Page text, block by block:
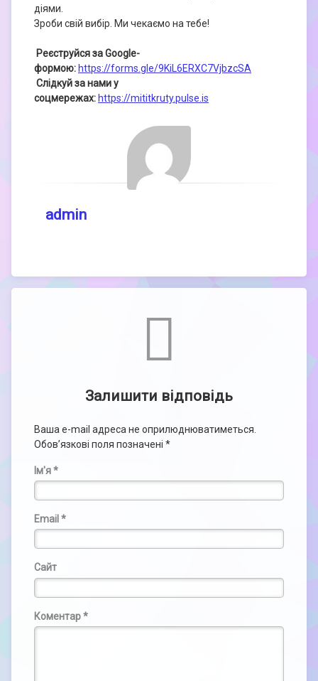
діями.
Зроби свій вибір. Ми чекаємо на тебе!
Реєструйся за Google-
формою: https://forms.gle/9KiL6ERXC7VjbzcSA
Слідкуй за нами у
соцмережах: https://mititkruty.pulse.is
admin
Залишити відповідь
Ваша e-mail адреса не оприлюднюватиметься.
Обов’язкові поля позначені *
Ім'я*
Email *
Сайт
Коментар*